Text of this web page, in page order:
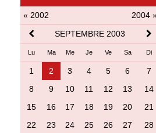
« 2002
2004
SEPTEMBRE 2003
Lu Ma Me Je Ve Sa Di
1 2 3 4 5 6
7
8
9 10 11 12 13
14
15
16 17 18 19 20
21
22
23 24 25 26 27
28